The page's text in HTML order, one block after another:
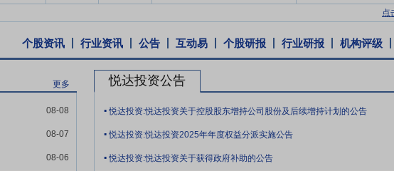
车、侧装式垃圾车、电动环卫车等在内的专用车。其中主导产品后压缩式垃圾车引进
深化绿色低碳战略，将环卫服务板块打造成“主战场”。
数据，截至2025年12月底，全国累计发电装机容量38.9亿千瓦，同比增长16.1%。其中
规模生产能力和高端技术领先优势都较为明显，保持长期稳定增长的发展趋势可期。一
升级的深刻变革。根据国家统计局数据，2025年1-12月，累计大型拖拉机产量11.53万
点
个股资讯 行业资讯 公告 互动易 个股研报 行业研报 机构评级
更多
08-08
08-07
08-06
悦达投资公告
. 悦达投资:悦达投资关于控股股东增持公司股份及后续增持计划的公告
. 悦达投资:悦达投资2025年年度权益分派实施公告
. 悦达投资:悦达投资关于获得政府补助的公告